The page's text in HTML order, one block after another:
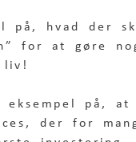
på, hvad der
for at gøre
liv!
på,
der for